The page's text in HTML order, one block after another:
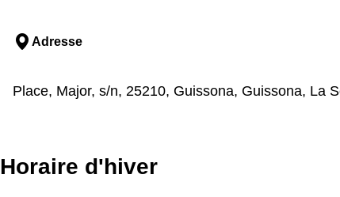
Adresse
Place, Major, s/n, 25210, Guissona, Guissona, La
Horaire d'hiver